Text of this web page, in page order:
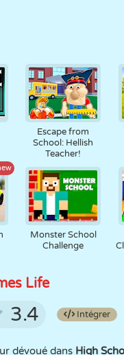
Escape from
School: Hellish
Teacher!
Monster School
Challenge
Life
3.4 Intégrer
dévoué dans High